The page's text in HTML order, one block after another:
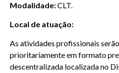
Modalidade:CLT.
Local de atuação:
As atividades profissionais
prioritariamente em formato
descentralizada localizada no